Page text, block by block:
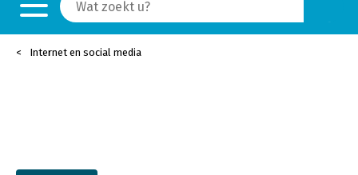
Internet en social media